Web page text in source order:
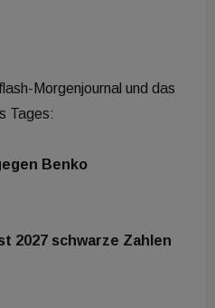
Morgenjournal und das
Tages:
Benko
2027 schwarze Zahlen